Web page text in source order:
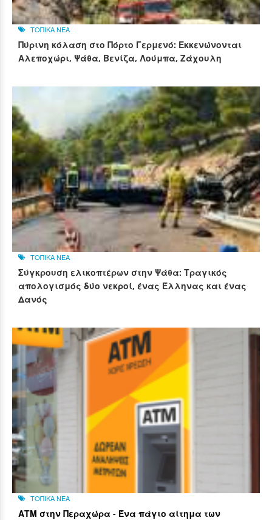
ΤΟΠΙΚΑ ΝΕΑ
Πύρινη κόλαση στο Πόρτο Γερμενό: Εκκενώνονται
Αλεποχώρι, Ψάθα, Βενίζα, Λούμπα, Ζάχουλη
ΤΟΠΙΚΑ ΝΕΑ
Σύγκρουση ελικοπτέρων στην Ψάθα: Τραγικός
απολογισμός δύο νεκροί, ένας Έλληνας και ένας
Δανός
ΤΟΠΙΚΑ ΝΕΑ
ΑΤΜ στην Περαχώρα - Ένα πάγιο αίτημα των